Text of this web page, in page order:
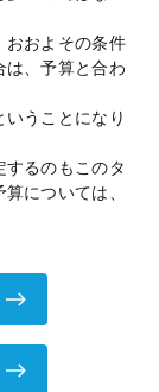
おおよその条件
は、予算と合わ
うことになり
するのもこのタ
については、